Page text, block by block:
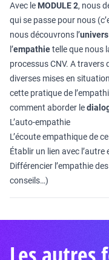
Avec le MODULE 2, nous
qui se passe pour nous
nous découvrons l’univers
l’empathietelle que nous
processus CNV. A travers
diverses mises en
cette pratique de
comment aborder le
L’auto-empathie
L’écoute empathique de
Établir un lien avec
Différencier l’empathie
conseils…)